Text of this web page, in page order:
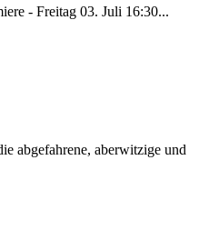
- Freitag 03. Juli 16:30...
abgefahrene, aberwitzige und